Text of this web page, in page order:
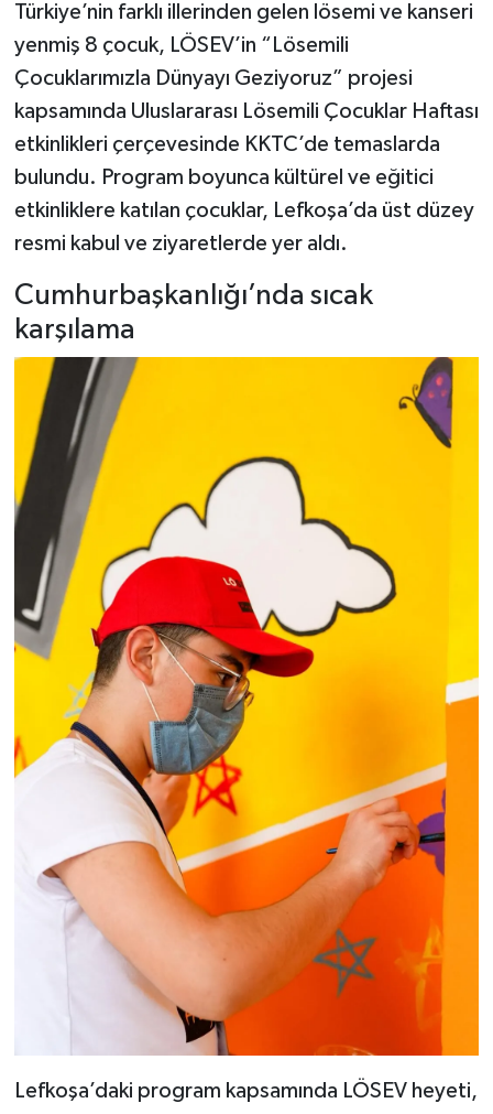
Türkiye’nin farklı illerinden gelen lösemi ve kanseri
yenmiş 8 çocuk, LÖSEV’in “Lösemili
Çocuklarımızla Dünyayı Geziyoruz” projesi
kapsamında Uluslararası Lösemili Çocuklar Haftası
etkinlikleri çerçevesinde KKTC’de temaslarda
bulundu. Program boyunca kültürel ve eğitici
etkinliklere katılan çocuklar, Lefkoşa’da üst düzey
resmi kabul ve ziyaretlerde yer aldı.
Cumhurbaşkanlığı’nda sıcak
karşılama
Lefkoşa’daki program kapsamında LÖSEV heyeti,